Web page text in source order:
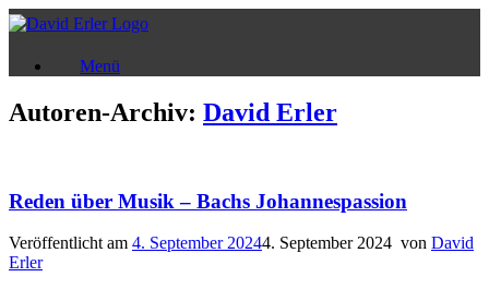
Zum
Inhalt
Menü
Autoren-Archiv: David Erler
Reden über Musik – Bachs Johannespassion
Veröffentlicht am 4. September 20244. September 2024 von David
Erler